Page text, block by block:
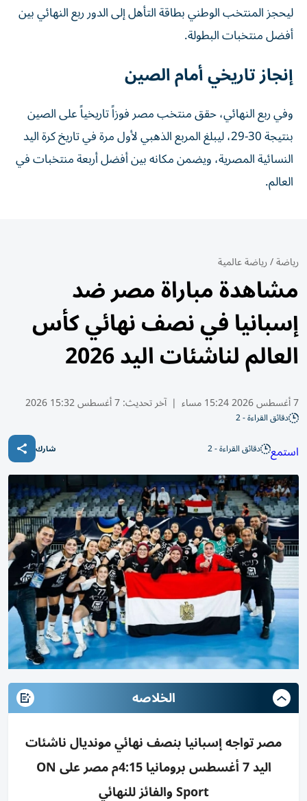
ليحجز المنتخب الوطني بطاقة التأهل إلى الدور ربع النهائي بين
أفضل منتخبات البطولة.
إنجاز تاريخي أمام الصين
وفي ربع النهائي، حقق منتخب مصر فوزاً تاريخياً على الصين
بنتيجة 30-29، ليبلغ المربع الذهبي لأول مرة في تاريخ كرة اليد
النسائية المصرية، ويضمن مكانه بين أفضل أربعة منتخبات في
العالم.
رياضة/رياضة عالمية
مشاهدة مباراة مصر ضد
إسبانيا في نصف نهائي كأس
العالم لناشئات اليد 2026
7 أغسطس 2026 15:24 مساء | آخر تحديث:7 أغسطس 15:32 2026
دقائق القراءة - 2
استمع دقائق القراءة - 2 شارك
الخلاصه
مصر تواجه إسبانيا بنصف نهائي مونديال ناشئات
اليد 7 أغسطس برومانيا 4:15م مصر على ON
Sport والفائز للنهائي